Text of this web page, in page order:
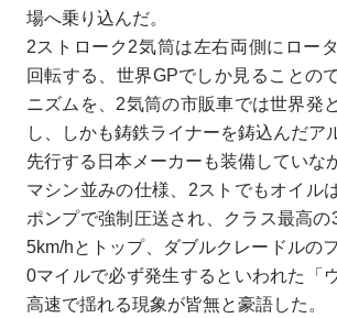
場へ乗り込んだ。
2ストローク2気筒は左右両側にロー
回転する、世界GPでしか見ることの
ニズムを、2気筒の市販車では世界発
し、しかも鋳鉄ライナーを鋳込んだア
先行する日本メーカーも装備していな
マシン並みの仕様、2ストでもオイル
ポンプで強制圧送され、クラス最高
5km/hとトップ、ダブルクレードルの
0マイルで必ず発生するといわれた「
高速で揺れる現象が皆無と豪語した。